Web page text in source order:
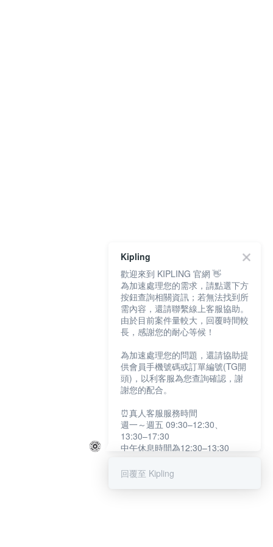
Kipling
歡迎來到 KIPLING 官網 👋
為加速處理您的需求，請點選下方
按鈕查詢相關資訊；若無法找到所
需內容，還請聯繫線上客服協助。
由於目前案件量較大，回覆時間較
長，感謝您的耐心等候！
為加速處理您的問題，還請協助提
供會員手機號碼或訂單編號(TG開
頭)，以利客服為您查詢確認，謝
謝您的配合。
⏰真人客服服務時間
週一～週五 09:30–12:30、
13:30–17:30
中午休息時間為12:30–13:30
提醒您：系統會自動已讀訊息，如
回覆至 Kipling